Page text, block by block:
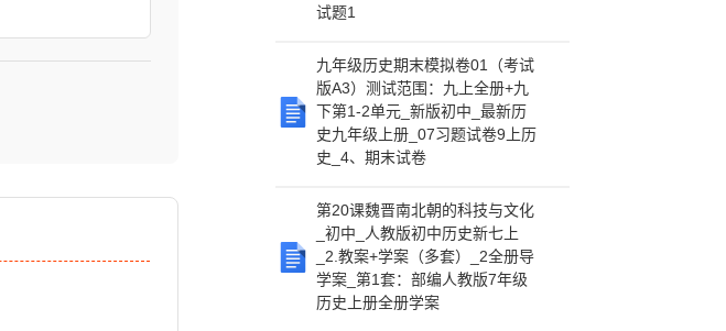
试题1
九年级历史期末模拟卷01（考试
版A3）测试范围：九上全册+九
下第1-2单元_新版初中_最新历
史九年级上册_07习题试卷9上历
史_4、期末试卷
第20课魏晋南北朝的科技与文化
_初中_人教版初中历史新七上
_2.教案+学案（多套）_2全册导
学案_第1套：部编人教版7年级
历史上册全册学案